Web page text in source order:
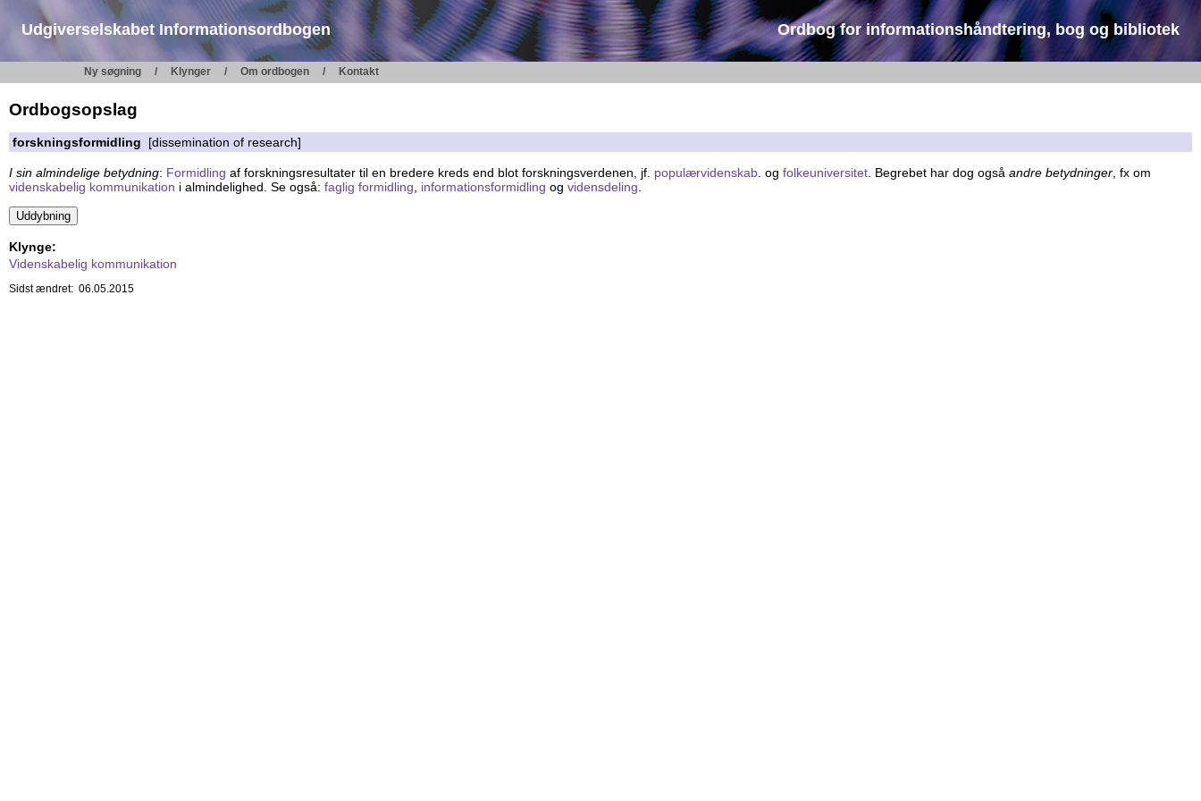
Udgiverselskabet Informationsordbogen Ordbog for informationshåndtering, bog og bibliotek
Ny søgning Klynger Om ordbogen Kontakt
Ordbogsopslag
forskningsformidling [dissemination of research]
I sin almindelige betydning: Formidling af forskningsresultater til en bredere kreds end blot forskningsverdenen, jf. populærvidenskab . og folkeuniversitet . Begrebet har dog også andre betydninger , fx om
videnskabelig kommunikation i almindelighed. Se også: faglig formidling informationsformidling og vidensdeling
Klynge:
Videnskabelig kommunikation
Sidst ændret: 06.05.2015